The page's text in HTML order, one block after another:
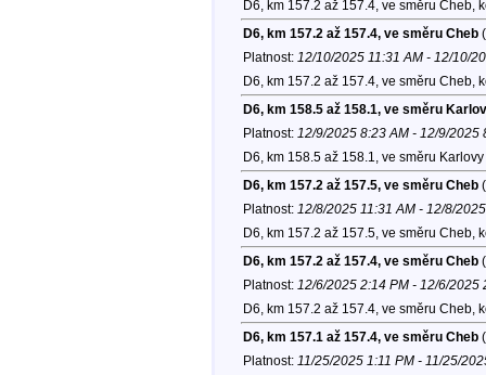
D6, km 157.2 až 157.4, ve směru Cheb,
D6, km 157.2 až 157.4, ve směru Cheb
Platnost: 12/10/2025 11:31 AM - 12/10/
D6, km 157.2 až 157.4, ve směru Cheb,
D6, km 158.5 až 158.1, ve směru
Platnost: 12/9/2025 8:23 AM - 12/9/2025
D6, km 158.5 až 158.1, ve směru
D6, km 157.2 až 157.5, ve směru Cheb
Platnost: 12/8/2025 11:31 AM - 12/8/
D6, km 157.2 až 157.5, ve směru Cheb,
D6, km 157.2 až 157.4, ve směru Cheb
Platnost: 12/6/2025 2:14 PM - 12/6/2025
D6, km 157.2 až 157.4, ve směru Cheb,
D6, km 157.1 až 157.4, ve směru Cheb
Platnost: 11/25/2025 1:11 PM - 11/25/